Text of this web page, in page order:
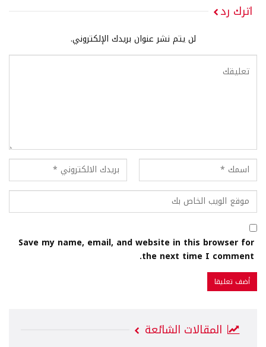
اترك رد
لن يتم نشر عنوان بريدك الإلكتروني.
Save my name, email, and website in this browser for
the next time I comment.
المقالات الشائعة